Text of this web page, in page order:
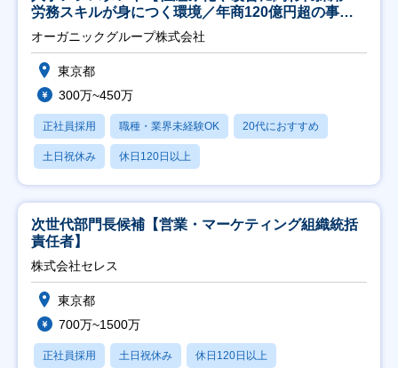
労務スキルが身につく環境／年商120億円超の事業
会社】
オーガニックグループ株式会社
東京都
300万~450万
正社員採用 職種・業界未経験OK 20代におすすめ
土日祝休み 休日120日以上
次世代部門長候補【営業・マーケティング組織統括
責任者】
株式会社セレス
東京都
700万~1500万
正社員採用 土日祝休み 休日120日以上